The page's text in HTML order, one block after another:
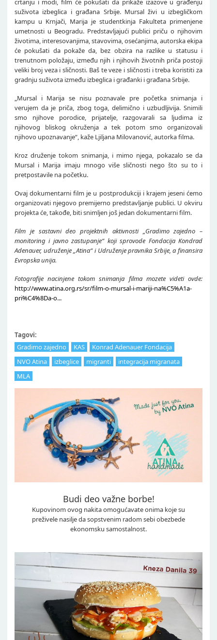
suživota izbeglica i građana Srbije. Mursal živi u izbegličkom
kampu u Krnjači, Marija je studentkinja Fakulteta primenjene
umetnosti u Beogradu. Predstavljajući publici priču o njihovim
životima, interesovanjima, stavovima, osećanjima, autorska ekipa
će pokušati da pokaže da, bez obzira na razlike u statusu i
trenutnom položaju, između njih i njihovih životnih priča postoji
veliki broj veza i sličnosti. Baš te veze i sličnosti i treba koristiti za
gradnju suživota između izbeglica i građanki i građana Srbije.
„Mursal i Marija se nisu poznavale pre početka snimanja i
verujem da je priča, zbog toga, delimično i uzbudljivija. Snimili
smo njihove porodice, prijatelje, razgovarali sa ljudima iz
njihovog bliskog okruženja a tek potom smo organizovali
njihovo upoznavanje“, kaže Ljiljana Milovanović, autorka filma.
Kroz druženje tokom snimanja, i mimo njega, pokazalo se da
Mursal i Marija imaju mnogo više sličnosti nego što su to i
pretpostavile na početku.
Ovaj dokumentarni film je u postprodukciji i krajem jeseni ćemo
organizovati njegovo premijerno predstavljanje publici. U okviru
projekta će, takođe, biti snimljen još jedan dokumentarni film.
Film je sastavni deo projektnih aktivnosti „Gradimo zajedno –
monitoring i javno zastupanje“ koji sprovode Fondacija Kondrad
Adenauer, udruženje „Atina“ i Udruženje pravnika Srbije, a finansira
Evropska unija.
Fotografije nacinjene tokom snimanja filma mozete videti ovde:
http://www.atina.org.rs/sr/film-o-mursal-i-mariji-na%C5%A1a-
pri%C4%8Da-o...
Tagovi:
Gradimo zajedno
KAS
Konrad Adenauer Fondacija
NVO Atina
izbeglice migranti
integracija migranata
MLA
Budi deo važne borbe!
Kupovinom ovog nakita omogućavate onima koje su
preživele nasilje da sopstvenim radom sebi obezbede
ekonomsku samostalnost.